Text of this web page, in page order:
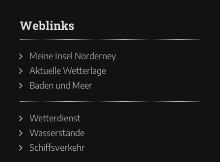
Weblinks
Meine Insel Norderney
Aktuelle Wetterlage
Baden und Meer
Wetterdienst
Wasserstände
Schiffsverkehr